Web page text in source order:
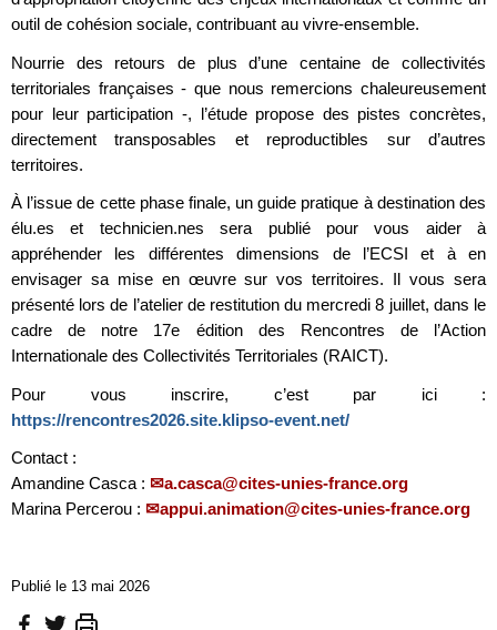
outil de cohésion sociale, contribuant au vivre-ensemble.
Nourrie des retours de plus d’une centaine de collectivités
territoriales françaises - que nous remercions chaleureusement
pour leur participation -, l’étude propose des pistes concrètes,
directement transposables et reproductibles sur d’autres
territoires.
À l’issue de cette phase finale, un guide pratique à destination des
élu.es et technicien.nes sera publié pour vous aider à
appréhender les différentes dimensions de l’ECSI et à en
envisager sa mise en œuvre sur vos territoires. Il vous sera
présenté lors de l’atelier de restitution du mercredi 8 juillet, dans le
cadre de notre 17e édition des Rencontres de l’Action
Internationale des Collectivités Territoriales (RAICT).
Pour vous inscrire, c’est par ici :
https://rencontres2026.site.klipso-event.net/
Contact :
Amandine Casca :
a.casca@cites-unies-france.org
Marina Percerou :
appui.animation@cites-unies-france.org
Publié le 13 mai 2026